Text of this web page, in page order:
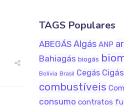
TAGS Populares
ABEGÁS Algás ANP
Bahiagás biogás
Bolívia Brasil Cegás
combustíveis
consumo contratos